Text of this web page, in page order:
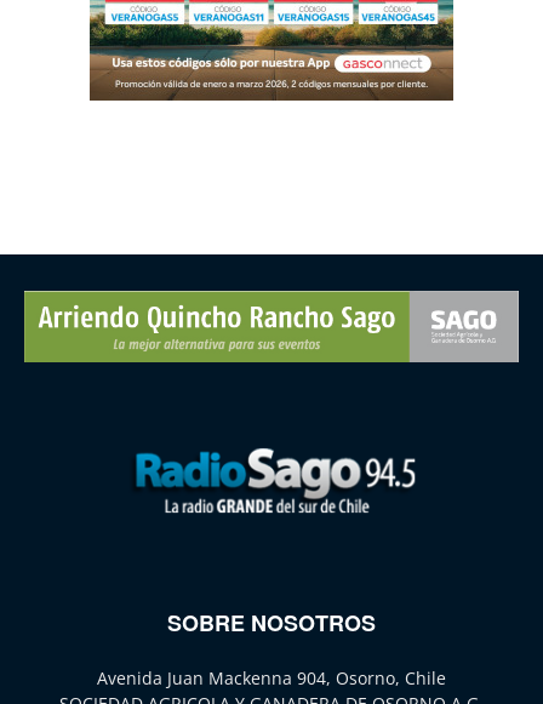
SOBRE NOSOTROS
Avenida Juan Mackenna 904, Osorno, Chile